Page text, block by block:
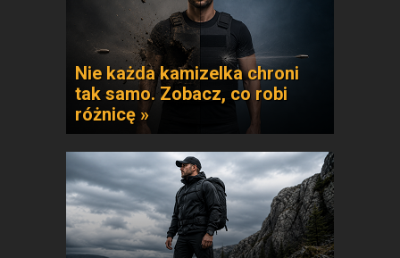
Nie każda kamizelka chroni
tak samo. Zobacz, co robi
różnicę »